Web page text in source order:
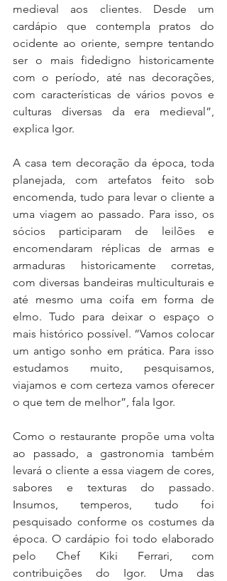
medieval aos clientes. Desde um
cardápio que contempla pratos do
ocidente ao oriente, sempre tentando
ser o mais fidedigno historicamente
com o período, até nas decorações,
com características de vários povos e
culturas diversas da era medieval”,
explica Igor.
A casa tem decoração da época, toda
planejada, com artefatos feito sob
encomenda, tudo para levar o cliente a
uma viagem ao passado. Para isso, os
sócios participaram de leilões e
encomendaram réplicas de armas e
armaduras historicamente corretas,
com diversas bandeiras multiculturais e
até mesmo uma coifa em forma de
elmo. Tudo para deixar o espaço o
mais histórico possível. “Vamos colocar
um antigo sonho em prática. Para isso
estudamos muito, pesquisamos,
viajamos e com certeza vamos oferecer
o que tem de melhor”, fala Igor.
Como o restaurante propõe uma volta
ao passado, a gastronomia também
levará o cliente a essa viagem de cores,
sabores e texturas do passado.
Insumos, temperos, tudo foi
pesquisado conforme os costumes da
época. O cardápio foi todo elaborado
pelo Chef Kiki Ferrari, com
contribuições do Igor. Uma das